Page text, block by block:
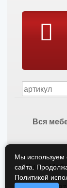
Вся
Викос
Мы используем
сайта.
Политикой